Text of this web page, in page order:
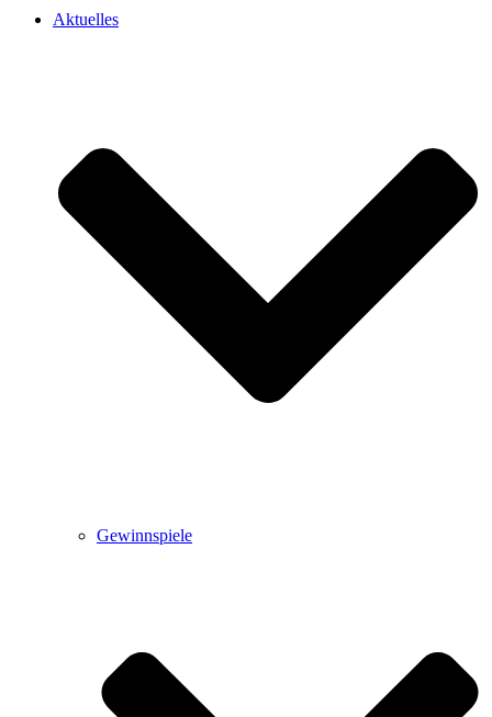
Aktuelles
Gewinnspiele